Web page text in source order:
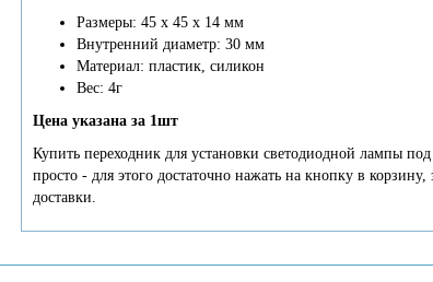
Размеры: 45 х 45 х 14 мм
Внутренний диаметр: 30 мм
Материал: пластик, силикон
Вес: 4г
Цена указана за 1шт
Купить переходник для установки светодиодной лампы
просто - для этого достаточно нажать на кнопку в
доставки.